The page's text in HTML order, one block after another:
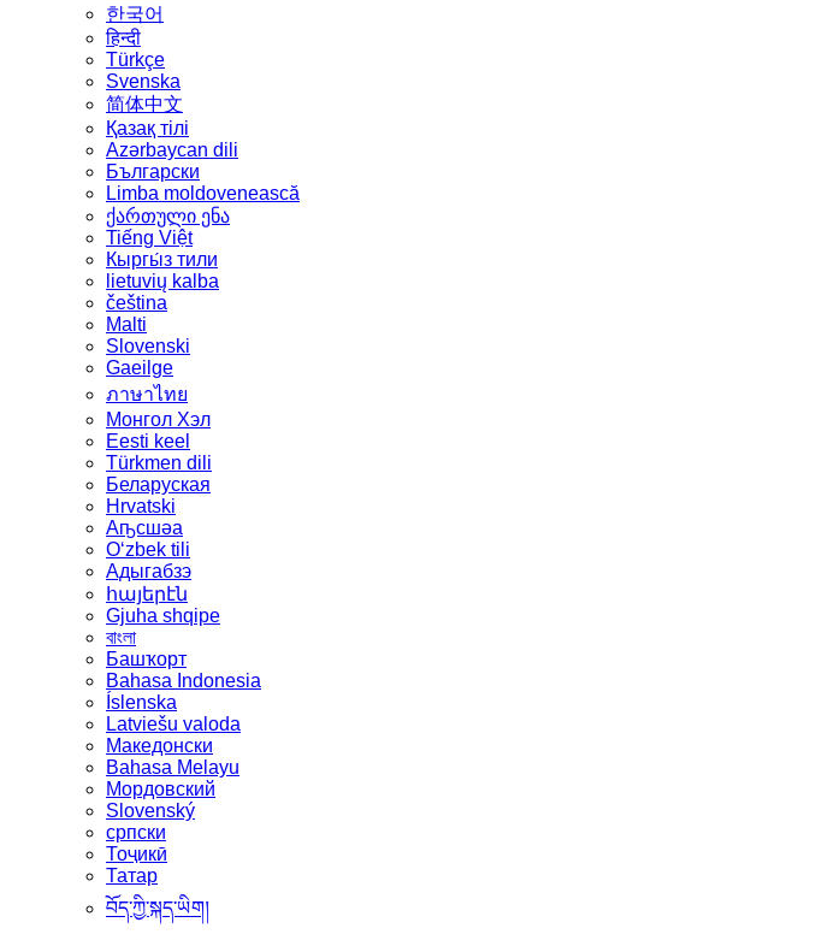
한국어
हिन्दी
Türkçe
Svenska
简体中文
Қазақ тілі
Azərbaycan dili
Български
Limba moldovenească
ქართული ენა
Tiếng Việt
Кыргы́з тили
lietuvių kalba
čeština
Malti
Slovenski
Gaeilge
ภาษาไทย
Монгол Хэл
Eesti keel
Türkmen dili
Беларуская
Hrvatski
Аҧсшәа
Oʻzbek tili
Адыгабзэ
հայերէն
Gjuha shqipe
বাংলা
Башҡорт
Bahasa Indonesia
Íslenska
Latviešu valoda
Македонски
Bahasa Melayu
Мордовский
Slovenský
српски
Тоҷикӣ
Татар
བོད་ཀྱི་སྐད་ཡིག།